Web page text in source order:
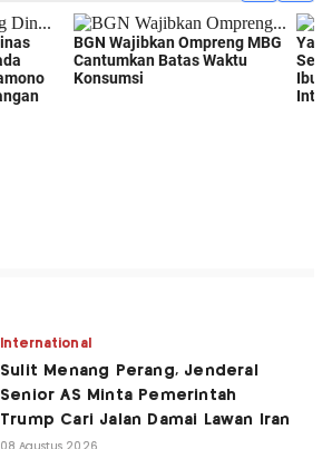
International
Sulit Menang Perang, Jenderal
Senior AS Minta Pemerintah
Trump Cari Jalan Damai Lawan Iran
08 Agustus 2026